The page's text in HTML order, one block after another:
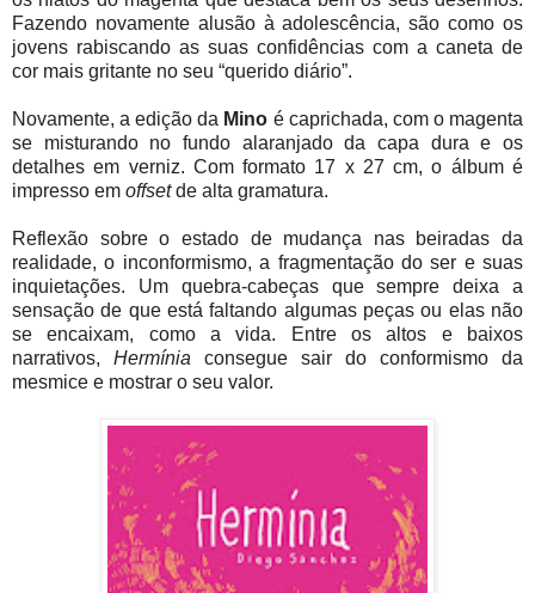
Fazendo novamente alusão à adolescência, são como os
jovens rabiscando as suas confidências com a caneta de
cor mais gritante no seu “querido diário”.
Novamente, a edição da Mino é caprichada, com o magenta
se misturando no fundo alaranjado da capa dura e os
detalhes em verniz. Com formato 17 x 27 cm, o álbum é
impresso em offsetde alta gramatura.
Reflexão sobre o estado de mudança nas beiradas da
realidade, o inconformismo, a fragmentação do ser e suas
inquietações. Um quebra-cabeças que sempre deixa a
sensação de que está faltando algumas peças ou elas não
se encaixam, como a vida. Entre os altos e baixos
narrativos, Hermínia consegue sair do conformismo da
mesmice e mostrar o seu valor.